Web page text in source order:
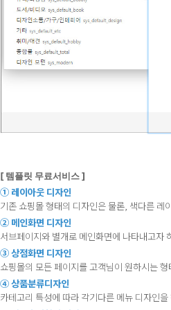
[ 템플릿 무료서비스 ]
① 레이아웃 디자인
기존 쇼핑몰 형태의 디자인은 물론, 색다른 레
② 메인화면 디자인
서브페이지와 별개로 메인화면에 나타내고자
③ 상점화면 디자인
쇼핑몰의 모든 페이지를 고객님이 원하시는
④ 상품분류디자인
카테고리 특성에 따라 각기다른 메뉴 디자인